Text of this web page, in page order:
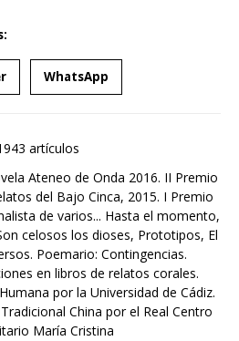
WhatsApp
artículos
Ateneo de Onda 2016. II Premio
del Bajo Cinca, 2015. I Premio
de varios... Hasta el momento,
celosos los dioses, Prototipos, El
Poemario: Contingencias.
en libros de relatos corales.
por la Universidad de Cádiz.
China por el Real Centro
María Cristina